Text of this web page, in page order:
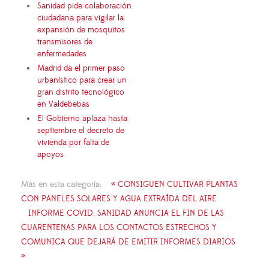
Sanidad pide colaboración
ciudadana para vigilar la
expansión de mosquitos
transmisores de
enfermedades
Madrid da el primer paso
urbanístico para crear un
gran distrito tecnológico
en Valdebebas
El Gobierno aplaza hasta
septiembre el decreto de
vivienda por falta de
apoyos
Más en esta categoría:
« CONSIGUEN CULTIVAR PLANTAS
CON PANELES SOLARES Y AGUA EXTRAÍDA DEL AIRE
INFORME COVID: SANIDAD ANUNCIA EL FIN DE LAS
CUARENTENAS PARA LOS CONTACTOS ESTRECHOS Y
COMUNICA QUE DEJARÁ DE EMITIR INFORMES DIARIOS
»